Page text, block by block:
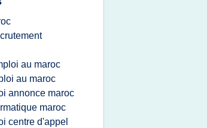
au maroc
au maroc
annonce maroc
maroc
centre d'appel